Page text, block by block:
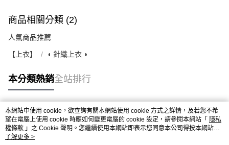
商品相關分類 (2)
人氣商品推薦
【上衣】 ◖ 針織上衣 ◗
本分類熱銷全站排行
熱門標籤
本網站中使用 cookie，欲查詢有關本網站使用 cookie 方式之詳情，及若您不希
望在電腦上使用 cookie 時應如何變更電腦的 cookie 設定，請參閱本網站「 隱私
權條款 」之 Cookie 聲明。您繼續使用本網站即表示您同意本公司得按本網站使
用條款之 Cookie 聲明使用 cookie。
了解更多 >